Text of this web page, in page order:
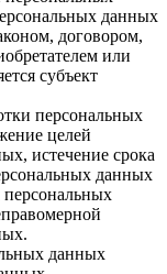
данных
договором,
или
субъект
персональных
целей
истечение срока
данных
персональных
данных